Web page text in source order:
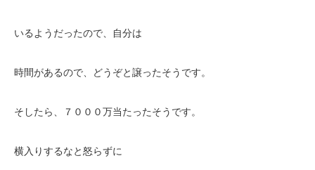
いるようだったので、自分は
時間があるので、どうぞと譲ったそうです。
そしたら、７０００万当たったそうです。
横入りするなと怒らずに